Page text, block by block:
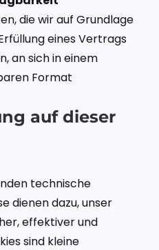
die wir auf Grundlage
eines Vertrags
an sich in einem
Format
auf dieser
technische
dienen dazu, unser
effektiver und
sind kleine